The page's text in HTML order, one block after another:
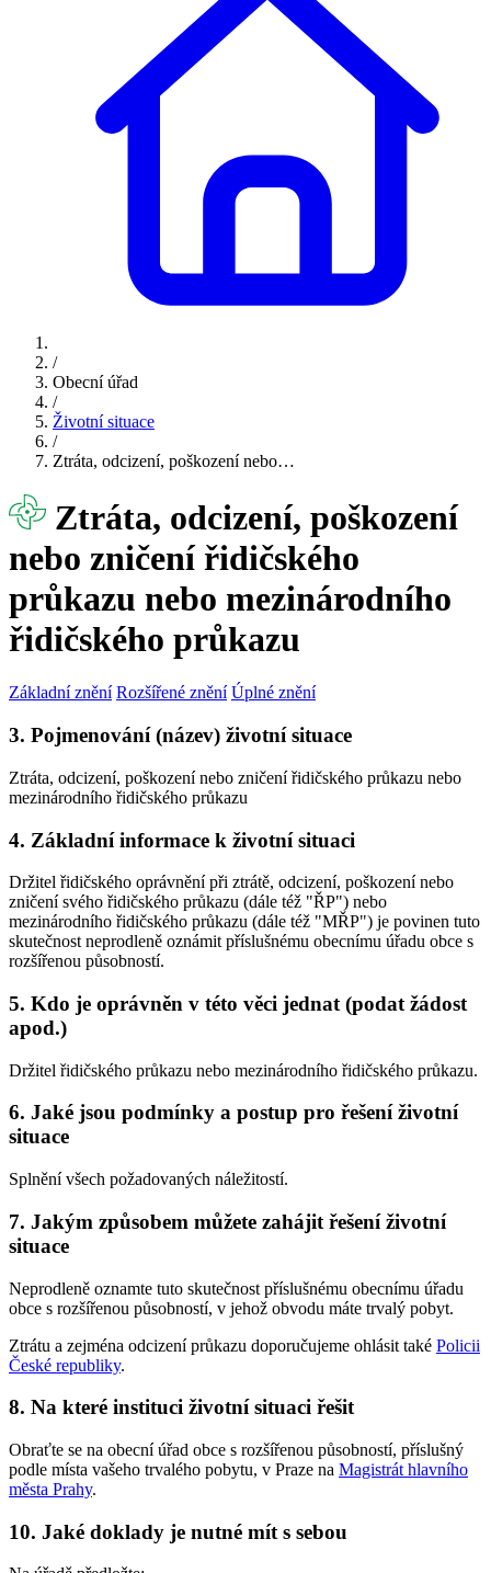
/
Obecní úřad
/
Životní situace
/
Ztráta, odcizení, poškození nebo…
Ztráta, odcizení, poškození
nebo zničení řidičského
průkazu nebo mezinárodního
řidičského průkazu
Základní znění Rozšířené znění Úplné znění
3. Pojmenování (název) životní situace
Ztráta, odcizení, poškození nebo zničení řidičského průkazu nebo
mezinárodního řidičského průkazu
4. Základní informace k životní situaci
Držitel řidičského oprávnění při ztrátě, odcizení, poškození nebo
zničení svého řidičského průkazu (dále též "ŘP") nebo
mezinárodního řidičského průkazu (dále též "MŘP") je povinen tuto
skutečnost neprodleně oznámit příslušnému obecnímu úřadu obce s
rozšířenou působností.
5. Kdo je oprávněn v této věci jednat (podat žádost
apod.)
Držitel řidičského průkazu nebo mezinárodního řidičského průkazu.
6. Jaké jsou podmínky a postup pro řešení životní
situace
Splnění všech požadovaných náležitostí.
7. Jakým způsobem můžete zahájit řešení životní
situace
Neprodleně oznamte tuto skutečnost příslušnému obecnímu úřadu
obce s rozšířenou působností, v jehož obvodu máte trvalý pobyt.
Ztrátu a zejména odcizení průkazu doporučujeme ohlásit také Policii
České republiky.
8. Na které instituci životní situaci řešit
Obraťte se na obecní úřad obce s rozšířenou působností, příslušný
podle místa vašeho trvalého pobytu, v Praze na Magistrát hlavního
města Prahy.
10. Jaké doklady je nutné mít s sebou